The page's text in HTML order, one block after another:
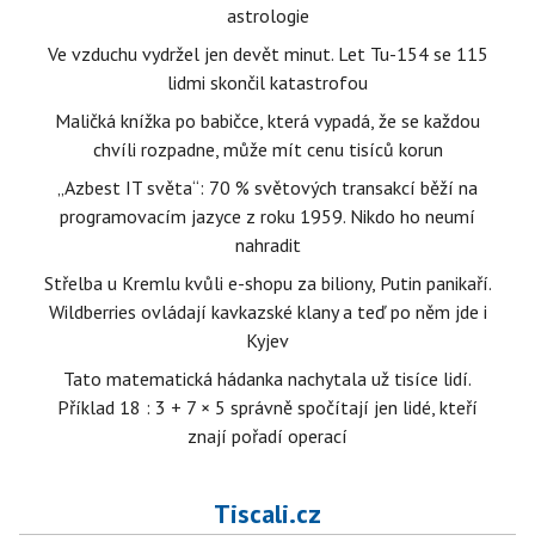
astrologie
Ve vzduchu vydržel jen devět minut. Let Tu-154 se 115
lidmi skončil katastrofou
Maličká knížka po babičce, která vypadá, že se každou
chvíli rozpadne, může mít cenu tisíců korun
„Azbest IT světa“: 70 % světových transakcí běží na
programovacím jazyce z roku 1959. Nikdo ho neumí
nahradit
Střelba u Kremlu kvůli e-shopu za biliony, Putin panikaří.
Wildberries ovládají kavkazské klany a teď po něm jde i
Kyjev
Tato matematická hádanka nachytala už tisíce lidí.
Příklad 18 : 3 + 7 × 5 správně spočítají jen lidé, kteří
znají pořadí operací
Tiscali.cz